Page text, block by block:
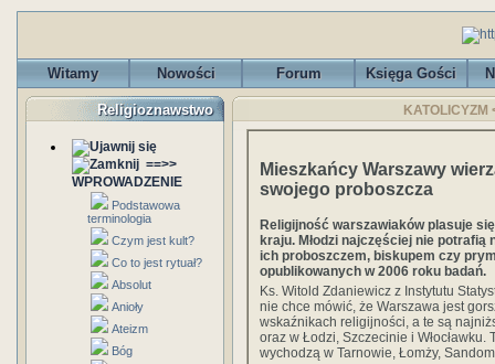
Witamy Nowości Forum Księga Gości
Religioznawstwo
==>>
WPROWADZENIE
Podstawowa
terminologia
Czym jest kult?
Co to jest rytuał?
Absolut
Anioły
Ateizm
Bóg
Mieszkańcy Warszawy
swojego proboszcza
Religijność warszawiaków plasuje
kraju. Młodzi najczęściej nie potrafią
ich proboszczem, biskupem czy
opublikowanych w 2006 roku badań.
Ks. Witold Zdaniewicz z Instytutu
nie chce mówić, że Warszawa jest
wskaźnikach religijności, a te są
oraz w Łodzi, Szczecinie i
wychodzą w Tarnowie, Łomży,